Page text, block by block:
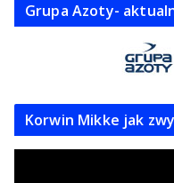
Grupa Azoty-
Korwin Mikke jak